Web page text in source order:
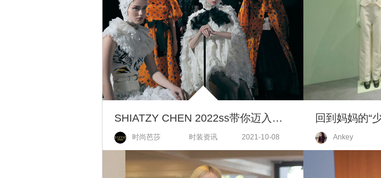
SHIATZY CHEN 2022ss带你迈入嬉戏奇幻世界
时尚芭莎 时装资讯 2021-10-08 Ankey